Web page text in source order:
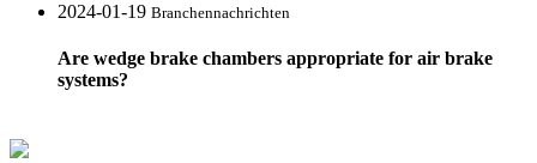
2024-01-19 Branchennachrichten
Are wedge brake chambers appropriate for air brake
systems?